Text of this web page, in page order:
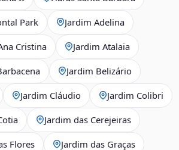
Park Jardim Adelina
Cristina Jardim Atalaia
Jardim Belizário
Jardim Cláudio Jardim Colibri
Jardim das Cerejeiras
Flores Jardim das Graças